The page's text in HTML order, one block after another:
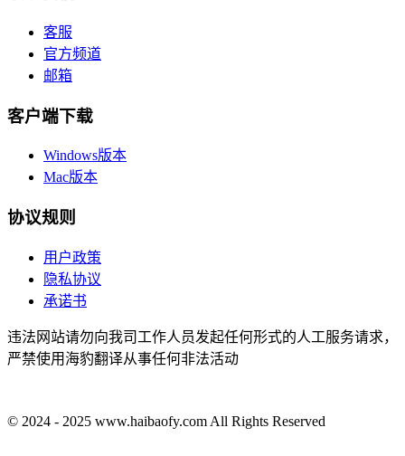
客服
官方频道
邮箱
客户端下载
Windows版本
Mac版本
协议规则
用户政策
隐私协议
承诺书
违法网站请勿向我司工作人员发起任何形式的人工服务请求，
严禁使用海豹翻译从事任何非法活动
© 2024 - 2025 www.haibaofy.com All Rights Reserved